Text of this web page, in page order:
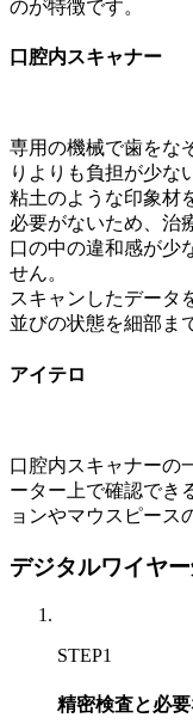
のが特徴です。
口腔内スキャナー
専用の機械で歯をな
りよりも負担が少な
粘土のような印象材
必要がないため、治
口の中の違和感が少
せん。
スキャンしたデータ
並びの状態を細部ま
アイテロ
口腔内スキャナーの
ーター上で確認でき
ョンやマウスピース
デジタルワイヤ
STEP1
精密検査と必